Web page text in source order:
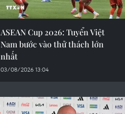
ASEAN Cup 2026: Tuyển Việt
Nam bước vào thử thách lớn
nhất
03/08/2026 13:04